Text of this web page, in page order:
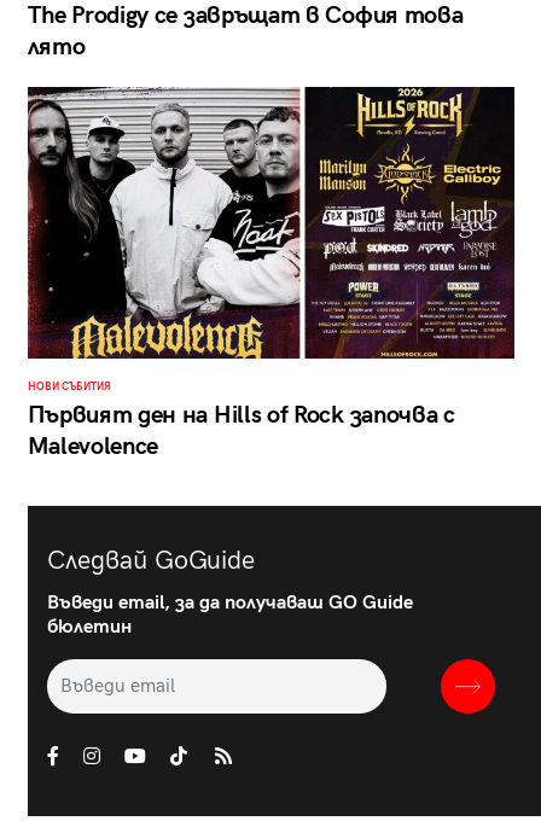
The Prodigy се завръщат в София това
лято
НОВИ СЪБИТИЯ
Първият ден на Hills of Rock започва с
Malevolence
Следвай GoGuide
Въведи email, за да получаваш GO Guide
бюлетин